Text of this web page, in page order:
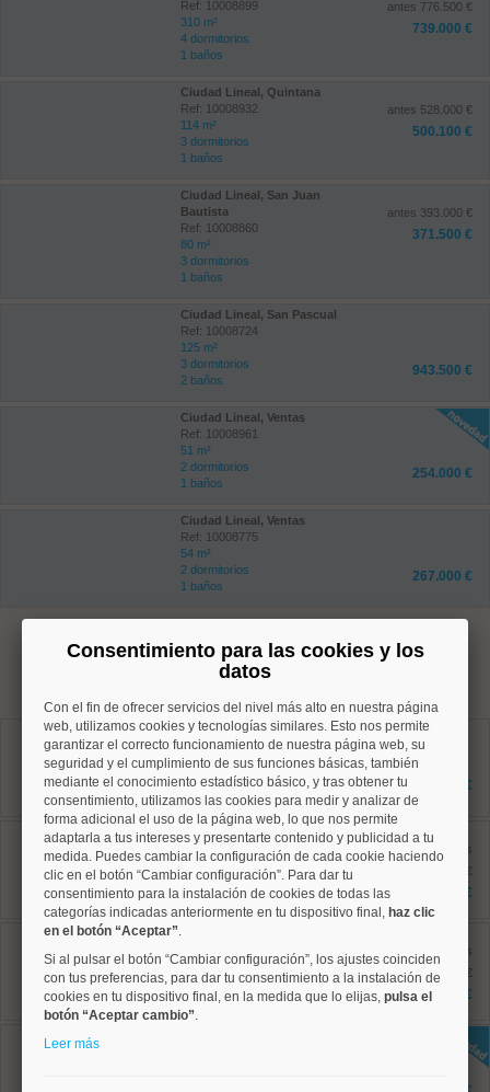
Ref: 10008899
310 m²
4 dormitorios
1 baños
antes 776.500 €
739.000 €
Ciudad Lineal, Quintana
Ref: 10008932
114 m²
3 dormitorios
1 baños
antes 528.000 €
500.100 €
Ciudad Lineal, San Juan
Bautista
Ref: 10008860
80 m²
3 dormitorios
1 baños
antes 393.000 €
371.500 €
Ciudad Lineal, San Pascual
Ref: 10008724
125 m²
3 dormitorios
2 baños
943.500 €
Ciudad Lineal, Ventas
Ref: 10008961
51 m²
2 dormitorios
1 baños
254.000 €
Ciudad Lineal, Ventas
Ref: 10008775
54 m²
2 dormitorios
1 baños
267.000 €
inmuebles con el mismo rango de precios que se
aproximan a su criterio de búsqueda por zona
Chamartín, Castilla
Ref: 10008908
80 m²
1 dormitorios
1 baños
686.000 €
Chamartín, Castilla
Ref: 10008919
183 m²
4 dormitorios
3 baños
antes
1.300.000 €
1.200.000 €
Chamartín, Hispanoamerica
209 m²
4 dormitorios
3 baños
antes
1.772.000 €
1.668.000 €
Consentimiento para las cookies y los
datos
Con el fin de ofrecer servicios del nivel más alto en nuestra página
web, utilizamos cookies y tecnologías similares. Esto nos permite
garantizar el correcto funcionamiento de nuestra página web, su
seguridad y el cumplimiento de sus funciones básicas, también
mediante el conocimiento estadístico básico, y tras obtener tu
consentimiento, utilizamos las cookies para medir y analizar de
forma adicional el uso de la página web, lo que nos permite
adaptarla a tus intereses y presentarte contenido y publicidad a tu
medida. Puedes cambiar la configuración de cada cookie haciendo
clic en el botón “Cambiar configuración”. Para dar tu
consentimiento para la instalación de cookies de todas las
categorías indicadas anteriormente en tu dispositivo final, haz clic
en el botón “Aceptar”.
Si al pulsar el botón “Cambiar configuración”, los ajustes coinciden
con tus preferencias, para dar tu consentimiento a la instalación de
cookies en tu dispositivo final, en la medida que lo elijas, pulsa el
botón “Aceptar cambio”.
Leer más